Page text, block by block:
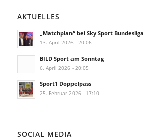
AKTUELLES
„Matchplan“ bei Sky Sport Bundesliga
13. April 2026 - 20:06
BILD Sport am Sonntag
6. April 2026 - 20:05
Sport1 Doppelpass
25. Februar 2026 - 17:10
SOCIAL MEDIA